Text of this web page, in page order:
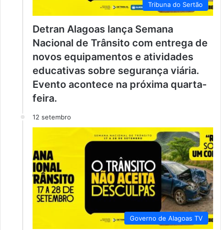
Tribuna do Sertão
Detran Alagoas lança Semana
Nacional de Trânsito com entrega de
novos equipamentos e atividades
educativas sobre segurança viária.
Evento acontece na próxima quarta-
feira.
12 setembro
Governo de Alagoas TV